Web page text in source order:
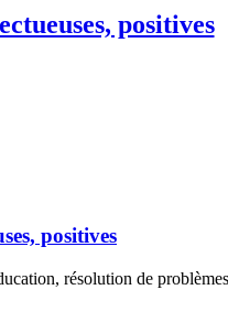
positives
positives
résolution de